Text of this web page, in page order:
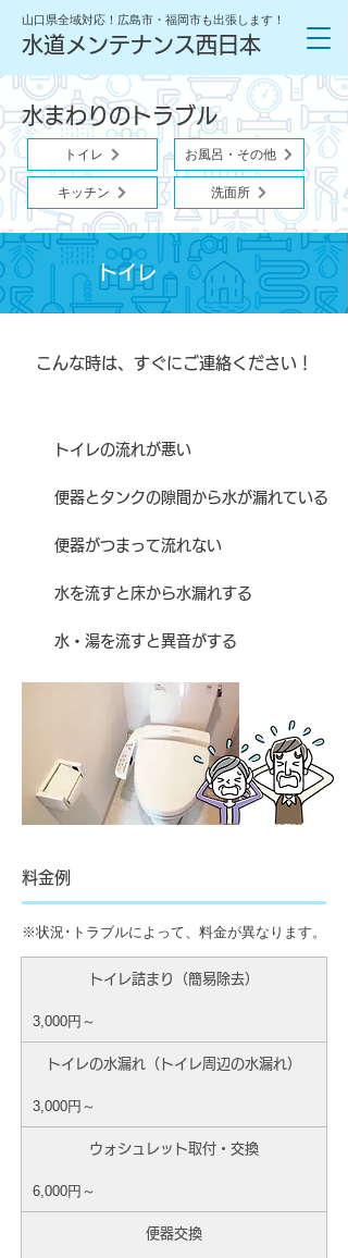
山口県全域対応！広島市・福岡市も出張します！
水道メンテナンス西日本
水まわりのトラブル
トイレ
キッチン
お風呂・その他
洗面所
トイレ
こんな時は、すぐにご連絡ください！
トイレの流れが悪い
便器とタンクの隙間から水が漏れている
便器がつまって流れない
水を流すと床から水漏れする
水・湯を流すと異音がする
料金例
※状況･トラブルによって、料金が異なります。
トイレ詰まり（簡易除去）
3,000円～
トイレの水漏れ（トイレ周辺の水漏れ）
3,000円～
ウォシュレット取付・交換
6,000円～
便器交換